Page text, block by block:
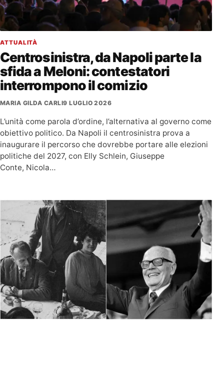
ATTUALITÀ
Centrosinistra, da Napoli parte la
sfida a Meloni: contestatori
interrompono il comizio
MARIA GILDA CARLI9 LUGLIO 2026
L’unità come parola d’ordine, l’alternativa al governo come
obiettivo politico. Da Napoli il centrosinistra prova a
inaugurare il percorso che dovrebbe portare alle elezioni
politiche del 2027, con Elly Schlein, Giuseppe
Conte, Nicola…